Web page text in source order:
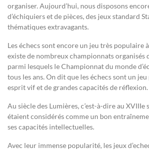
organiser. Aujourd’hui, nous disposons
d’échiquiers et de pièces, des jeux standard
thématiques extravagants.
Les échecs sont encore un jeu très populaire
existe de nombreux championnats organisés
parmi lesquels le Championnat du monde
tous les ans. On dit que les échecs sont un
esprit vif et de grandes capacités de réflexion.
Au siècle des Lumières, c’est-à-dire au XVIIIe
étaient considérés comme un bon
ses capacités intellectuelles.
Avec leur immense popularité, les jeux